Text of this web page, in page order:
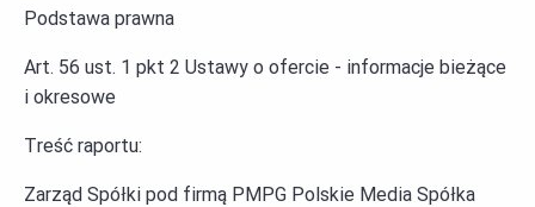
Podstawa prawna
Art. 56 ust. 1 pkt 2 Ustawy o ofercie - informacje bieżące
i okresowe
Treść raportu:
Zarząd Spółki pod firmą PMPG Polskie Media Spółka